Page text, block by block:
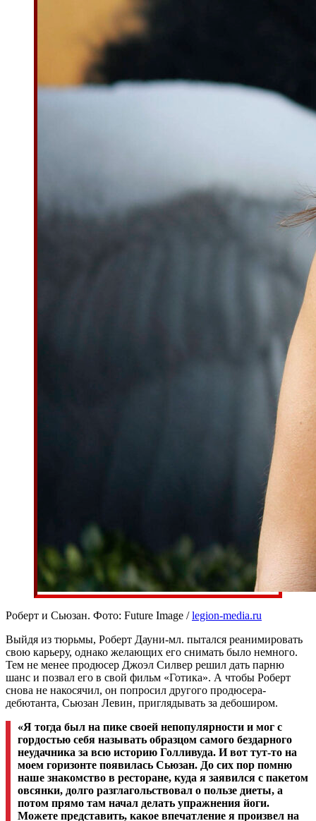
Роберт и Сьюзан. Фото: Future Image /legion-media.ru
Выйдя из тюрьмы, Роберт Дауни-мл. пытался реанимировать
свою карьеру, однако желающих его снимать было немного.
Тем не менее продюсер Джоэл Силвер решил дать парню
шанс и позвал его в свой фильм «Готика». А чтобы Роберт
снова не накосячил, он попросил другого продюсера-
дебютанта, Сьюзан Левин, приглядывать за дебоширом.
«Я тогда был на пике своей непопулярности и мог с
гордостью себя называть образцом самого бездарного
неудачника за всю историю Голливуда. И вот тут-то на
моем горизонте появилась Сьюзан. До сих пор помню
наше знакомство в ресторане, куда я заявился с пакетом
овсянки, долго разглагольствовал о пользе диеты, а
потом прямо там начал делать упражнения йоги.
Можете представить, какое впечатление я произвел на